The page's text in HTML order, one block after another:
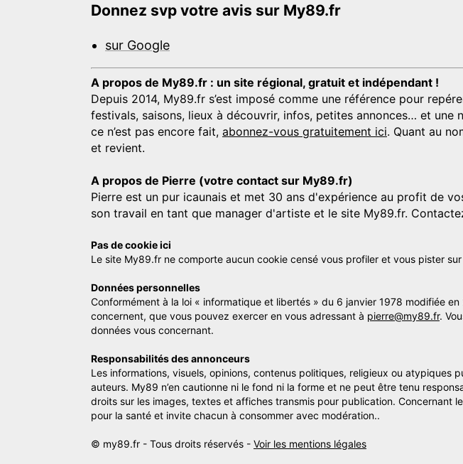
Donnez svp votre avis sur My89.fr
sur Google
A propos de My89.fr : un site régional, gratuit et indépendant !
Depuis 2014, My89.fr s’est imposé comme une référence pour
festivals, saisons, lieux à découvrir, infos, petites annonces… et une
ce n’est pas encore fait, abonnez-vous gratuitement ici. Quant au
et revient.
A propos de Pierre (votre contact sur My89.fr)
Pierre est un pur icaunais et met 30 ans d'expérience au profit de
son travail en tant que manager d'artiste et le site My89.fr.
Pas de cookie ici
Le site My89.fr ne comporte aucun cookie censé vous profiler et vous pister
Données personnelles
Conformément à la loi « informatique et libertés » du 6 janvier 1978 modifiée
concernent, que vous pouvez exercer en vous adressant à pierre@my89.fr.
données vous concernant.
Responsabilités des annonceurs
Les informations, visuels, opinions, contenus politiques, religieux ou atypiques
auteurs. My89 n’en cautionne ni le fond ni la forme et ne peut être tenu
droits sur les images, textes et affiches transmis pour publication. Concernant
pour la santé et invite chacun à consommer avec modération..
© my89.fr - Tous droits réservés - Voir les mentions légales